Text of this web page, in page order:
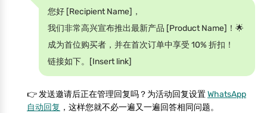
您好 [Recipient Name]，
我们非常高兴宣布推出最新产品 [Product Name]！🌟
成为首位购买者，并在首次订单中享受 10% 折扣！
链接如下。[Insert link]
👉 发送邀请后正在管理回复吗？为活动回复设置WhatsApp
自动回复 ，这样您就不必一遍又一遍回答相同问题。